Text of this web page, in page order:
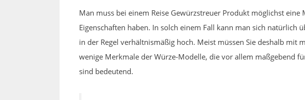
Man muss bei einem Reise Gewürzstreuer Produkt möglichst
Eigenschaften haben. In solch einem Fall kann man sich
in der Regel verhältnismäßig hoch. Meist müssen Sie deshalb mit
wenige Merkmale der Würze-Modelle, die vor allem maßgebend
sind bedeutend.